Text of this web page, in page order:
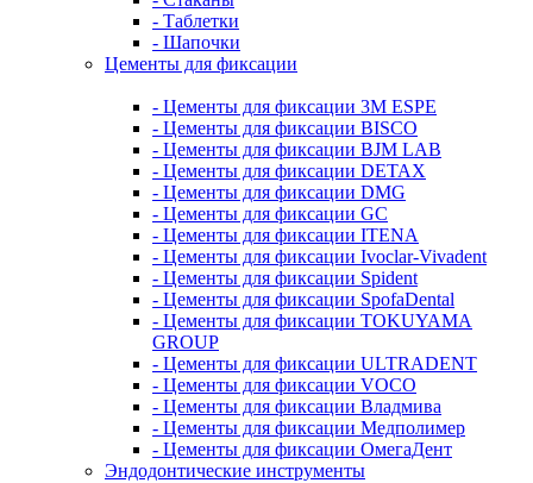
- Таблетки
- Шапочки
Цементы для фиксации
- Цементы для фиксации 3M ESPE
- Цементы для фиксации BISCO
- Цементы для фиксации BJM LAB
- Цементы для фиксации DETAX
- Цементы для фиксации DMG
- Цементы для фиксации GC
- Цементы для фиксации ITENA
- Цементы для фиксации Ivoclar-Vivadent
- Цементы для фиксации Spident
- Цементы для фиксации SpofaDental
- Цементы для фиксации TOKUYAMA
GROUP
- Цементы для фиксации ULTRADENT
- Цементы для фиксации VOCO
- Цементы для фиксации Владмива
- Цементы для фиксации Медполимер
- Цементы для фиксации ОмегаДент
Эндодонтические инструменты